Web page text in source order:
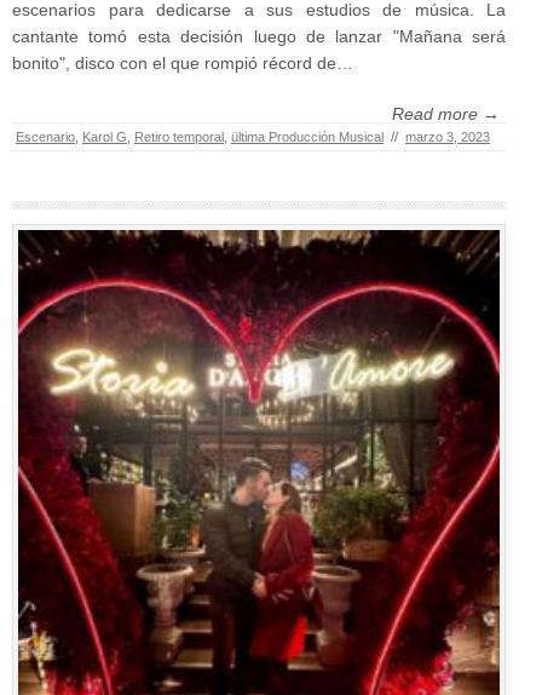
escenarios para dedicarse a sus estudios de música. La
cantante tomó esta decisión luego de lanzar "Mañana será
bonito", disco con el que rompió récord de…
Read more →
Escenario, Karol G, Retiro temporal , ültima Producción Musical // marzo 3, 2023